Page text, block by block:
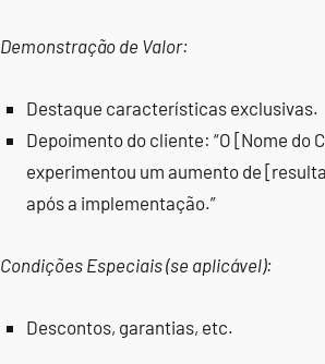
Demonstração de Valor:
Destaque características exclusivas.
Depoimento do cliente: “O [Nome do
experimentou um aumento de
após a implementação.”
Condições Especiais (se aplicável):
Descontos, garantias, etc.